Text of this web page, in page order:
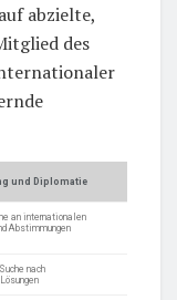
abzielte,
des
und Diplomatie
an internationalen
Abstimmungen
nach